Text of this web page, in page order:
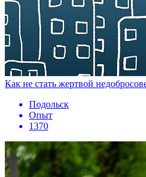
Как не стать жертвой
Подольск
Опыт
1370